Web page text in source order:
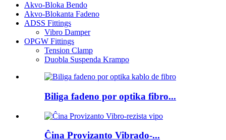
Akvo-Bloka Bendo
Akvo-Blokanta Fadeno
ADSS Fittings
Vibro Damper
OPGW Fittings
Tension Clamp
Duobla Suspenda Krampo
Biliga fadeno por optika fibro...
Ĉina Provizanto Vibrado-...